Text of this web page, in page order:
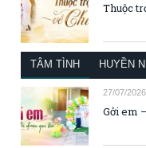
Thuộc
TÂM TÌNH HUYỀN
27/07/2026
Gởi em